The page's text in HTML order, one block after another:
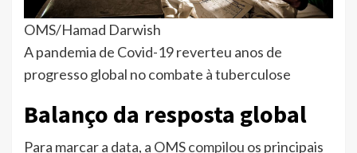
OMS/Hamad Darwish
A pandemia de Covid-19 reverteu anos de
progresso global no combate à tuberculose
Balanço da resposta global
Para marcar a data, a OMScompilou os principais